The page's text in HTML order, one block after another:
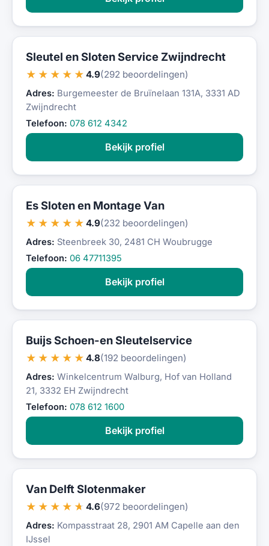
Sleutel en Sloten Service Zwijndrecht
★★★★★ 4.9(292 beoordelingen)
Adres: Burgemeester de Bruïnelaan 131A, 3331 AD
Zwijndrecht
Telefoon: 078 612 4342
Bekijk profiel
Es Sloten en Montage Van
★★★★★ 4.9(232 beoordelingen)
Adres: Steenbreek 30, 2481 CH Woubrugge
Telefoon: 06 47711395
Bekijk profiel
Buijs Schoen-en Sleutelservice
★★★★★ 4.8(192 beoordelingen)
Adres: Winkelcentrum Walburg, Hof van Holland
21, 3332 EH Zwijndrecht
Telefoon: 078 612 1600
Bekijk profiel
Van Delft Slotenmaker
★★★★★ 4.6(972 beoordelingen)
Adres: Kompasstraat 28, 2901 AM Capelle aan den
IJssel